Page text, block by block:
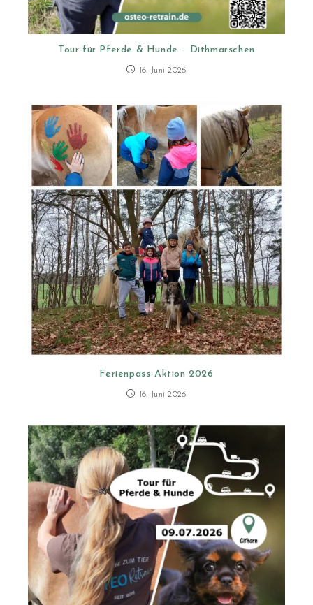
Tour für Pferde & Hunde – Dithmarschen
16. Juni 2026
Ferienpass-Aktion 2026
16. Juni 2026